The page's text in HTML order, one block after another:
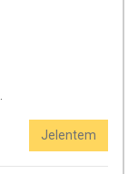
Jelentem